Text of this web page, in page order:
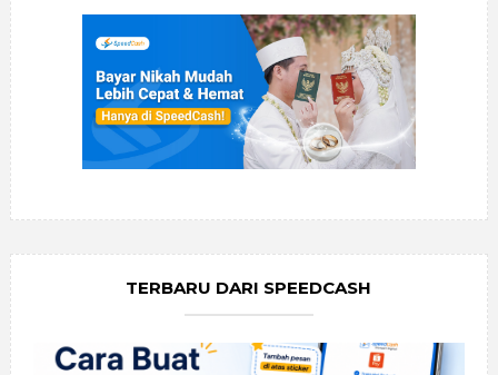
TERBARU DARI SPEEDCASH